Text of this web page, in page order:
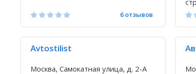
6 отзывов
Avtostilist
Москва, Самокатная улица, д. 2-А